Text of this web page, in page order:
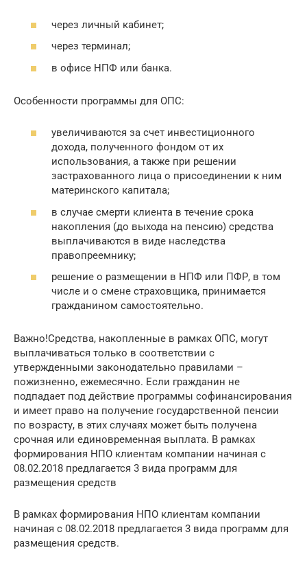
через личный кабинет;
через терминал;
в офисе НПФ или банка.
Особенности программы для ОПС:
увеличиваются за счет инвестиционного
дохода, полученного фондом от их
использования, а также при решении
застрахованного лица о присоединении к ним
материнского капитала;
в случае смерти клиента в течение срока
накопления (до выхода на пенсию) средства
выплачиваются в виде наследства
правопреемнику;
решение о размещении в НПФ или ПФР, в том
числе и о смене страховщика, принимается
гражданином самостоятельно.
Важно!Средства, накопленные в рамках ОПС, могут
выплачиваться только в соответствии с
утвержденными законодательно правилами –
пожизненно, ежемесячно. Если гражданин не
подпадает под действие программы софинансирования
и имеет право на получение государственной пенсии
по возрасту, в этих случаях может быть получена
срочная или единовременная выплата. В рамках
формирования НПО клиентам компании начиная с
08.02.2018 предлагается 3 вида программ для
размещения средств
В рамках формирования НПО клиентам компании
начиная с 08.02.2018 предлагается 3 вида программ для
размещения средств.